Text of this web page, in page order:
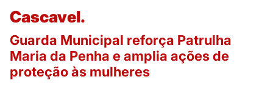
Cascavel.
Guarda Municipal reforça Patrulha
Maria da Penha e amplia ações de
proteção às mulheres